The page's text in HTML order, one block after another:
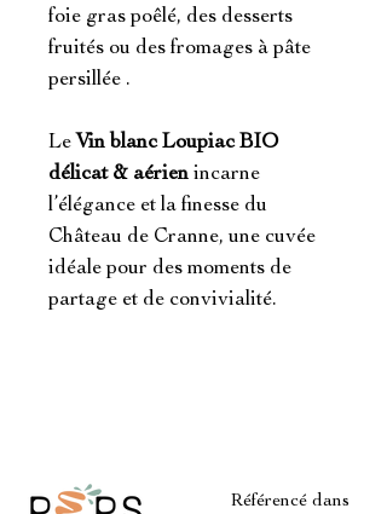
foie gras poêlé, des desserts
fruités ou des fromages à pâte
persillée .
Le Vin blanc Loupiac BIO
délicat & aérien incarne
l’élégance et la finesse du
Château de Cranne, une cuvée
idéale pour des moments de
partage et de convivialité.
Référencé dans